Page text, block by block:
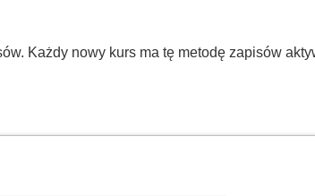
Każdy nowy kurs ma tę metodę zapisów